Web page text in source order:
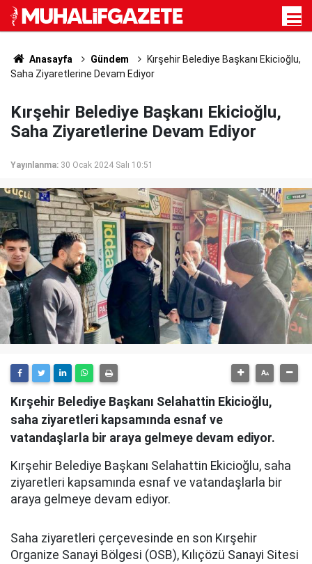
Anasayfa Gündem
Kırşehir Belediye Başkanı Ekicioğlu,
Saha Ziyaretlerine Devam Ediyor
Kırşehir Belediye Başkanı Ekicioğlu,
Saha Ziyaretlerine Devam Ediyor
Yayınlanma: 30 Ocak 2024 Salı 10:51
Kırşehir Belediye Başkanı Selahattin Ekicioğlu,
saha ziyaretleri kapsamında esnaf ve
vatandaşlarla bir araya gelmeye devam ediyor.
Kırşehir Belediye Başkanı Selahattin Ekicioğlu, saha
ziyaretleri kapsamında esnaf ve vatandaşlarla bir
araya gelmeye devam ediyor.
Saha ziyaretleri çerçevesinde en son Kırşehir
Organize Sanayi Bölgesi (OSB), Kılıçözü Sanayi Sitesi